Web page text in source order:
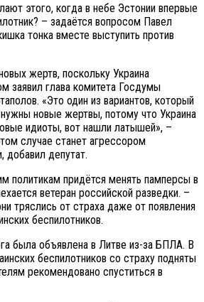
этого, когда в небе Эстонии впервые
– задаётся вопросом Павел
тонка вместе выступить против
жертв, поскольку Украина
заявил глава комитета Госдумы
«Это один из вариантов, который
новые жертвы, потому что Украина
идиоты, вот нашли латышей», –
случае станет агрессором
добавил депутат.
политикам придётся менять памперсы в
ветеран российской разведки. –
тряслись от страха даже от появления
беспилотников.
была объявлена в Литве из-за БПЛА. В
беспилотников со страху подняты
рекомендовано спуститься в